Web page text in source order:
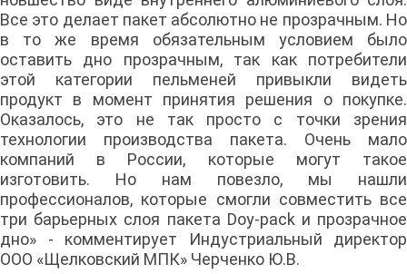
Все это делает пакет абсолютно не прозрачным. Но
в то же время обязательным условием было
оставить дно прозрачным, так как потребители
этой категории пельменей привыкли видеть
продукт в момент принятия решения о покупке.
Оказалось, это не так просто с точки зрения
технологии производства пакета. Очень мало
компаний в России, которые могут такое
изготовить. Но нам повезло, мы нашли
профессионалов, которые смогли совместить все
три барьерных слоя пакета Doy-pack и прозрачное
дно» - комментирует Индустриальный директор
ООО «Щелковский МПК» Черченко Ю.В.